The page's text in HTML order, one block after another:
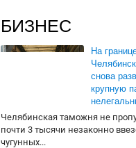
БИЗНЕС
На
снова
крупную
Челябинская таможня не
почти 3 тысячи незаконно
чугунных...